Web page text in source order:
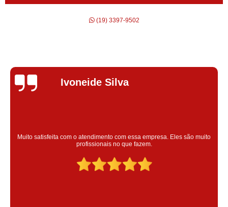
(19) 3397-9502
Silvana Alves
Super satisfeita com o serviço prestado, atendimento muito bom!
colaoradores educado e transparente, destaque para o colaborador
Claudinei excelente profissional!